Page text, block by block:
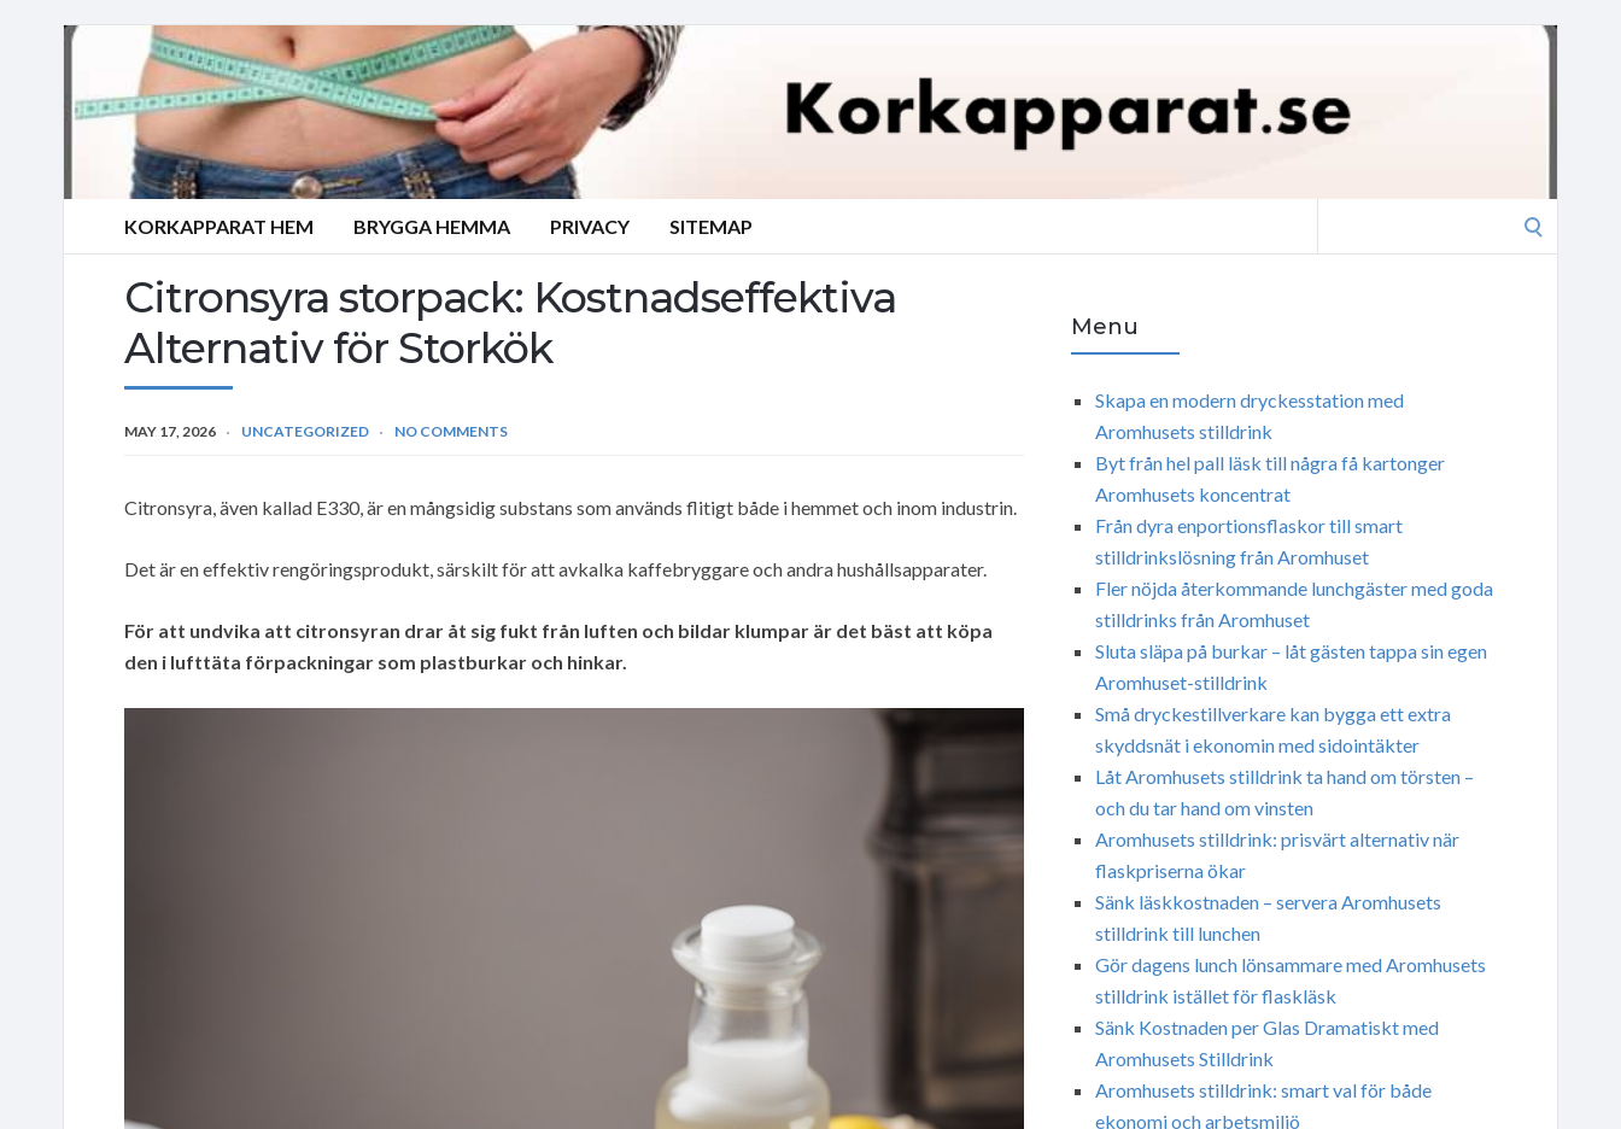
KORKAPPARAT HEM BRYGGA HEMMA PRIVACY SITEMAP
Citronsyra storpack: Kostnadseffektiva
Alternativ för Storkök
MAY 17, 2026 UNCATEGORIZED NO COMMENTS
Citronsyra, även kallad E330, är en mångsidig substans som används flitigt både i hemmet och inom industrin.
Det är en effektiv rengöringsprodukt, särskilt för att avkalka kaffebryggare och andra hushållsapparater.
För att undvika att citronsyran drar åt sig fukt från luften och bildar klumpar är det bäst att köpa
den i lufttäta förpackningar som plastburkar och hinkar.
Menu
Skapa en modern dryckesstation med
Aromhusets stilldrink
Byt från hel pall läsk till några få kartonger
Aromhusets koncentrat
Från dyra enportionsflaskor till smart
stilldrinkslösning från Aromhuset
Fler nöjda återkommande lunchgäster med goda
stilldrinks från Aromhuset
Sluta släpa på burkar – låt gästen tappa sin egen
Aromhuset-stilldrink
Små dryckestillverkare kan bygga ett extra
skyddsnät i ekonomin med sidointäkter
Låt Aromhusets stilldrink ta hand om törsten –
och du tar hand om vinsten
Aromhusets stilldrink: prisvärt alternativ när
flaskpriserna ökar
Sänk läskkostnaden – servera Aromhusets
stilldrink till lunchen
Gör dagens lunch lönsammare med Aromhusets
stilldrink istället för flaskläsk
Sänk Kostnaden per Glas Dramatiskt med
Aromhusets Stilldrink
Aromhusets stilldrink: smart val för både
ekonomi och arbetsmiljö